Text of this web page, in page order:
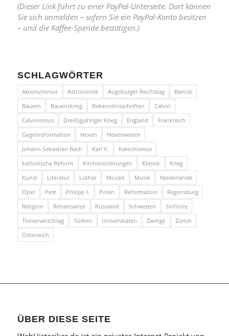
(Dieser Link führt zu einer PayPal-Unterseite. Dort können
Sie sich anmelden – sofern Sie ein PayPal-Konto besitzen
– und die Kaffee-Spende bestätigen.)
SCHLAGWÖRTER
Absolutismus Astronomie Augsburger Reichstag
Barock
Bauern
Bauernkrieg Bekenntnisschriften
Calvin
Calvinismus
Dreißigjähriger Krieg England
Frankreich
Gegenreformation
Hexen
Hexenwesen
Johann Sebastian Bach
Karl V.
Katechismus
katholische Reform
Kirchenordnungen Klassik
Krieg
Kunst
Literatur Luther Mozart Musik
Niederlande
Oper
Pest Philipp I. Polen Reformation
Regensburg
Religion
Renaissance Russland Schweden
Sinfonie
Thesenanschlag
Türken Universitäten Zwingli
Zürich
Österreich
ÜBER DIESE SEITE